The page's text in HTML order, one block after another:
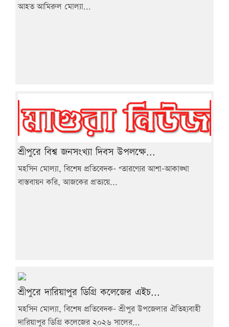
আহত আমিরুল মোল্যা...
শ্রীপুরে বিশ্ব জনসংখ্যা দিবস উপলক্ষে...
মহসিন মোল্যা, বিশেষ প্রতিবেদক- "তারণ্যের আশা-আকাঙ্খা
বাস্তবায়ন করি, আজকের প্রত্যয়ে...
শ্রীপুরে দারিয়াপুর ডিগ্রি কলেজের এইচ...
মহসিন মোল্যা, বিশেষ প্রতিবেদক- শ্রীপুর উপজেলার ঐতিহ্যবাহী
দারিয়াপুর ডিগ্রি কলেজের ২০২৬ সালের...